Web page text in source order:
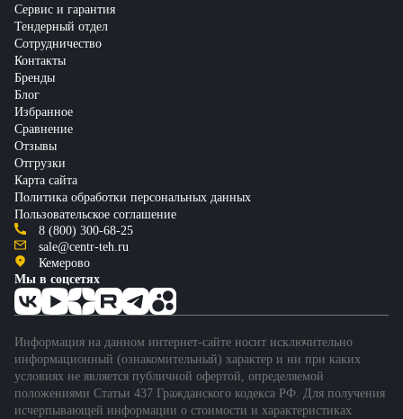
Сервис и гарантия
Тендерный отдел
Сотрудничество
Контакты
Бренды
Блог
Избранное
Сравнение
Отзывы
Отгрузки
Карта сайта
Политика обработки персональных данных
Пользовательское соглашение
8 (800) 300-68-25
sale@centr-teh.ru
Кемерово
Мы в соцсетях
Информация на данном интернет-сайте носит исключительно
информационный (ознакомительный) характер и ни при каких
условиях не является публичной офертой, определяемой
положениями Статьи 437 Гражданского кодекса РФ. Для получения
исчерпывающей информации о стоимости и характеристиках